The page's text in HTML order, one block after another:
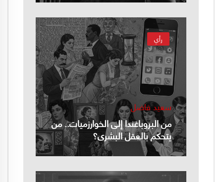
رأي
سعيد فاضل
من البروباغندا إلى الخوارزميات.. من
يتحكم بالعقل البشري؟